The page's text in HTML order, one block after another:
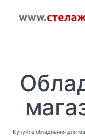
Купуйте обладнання для